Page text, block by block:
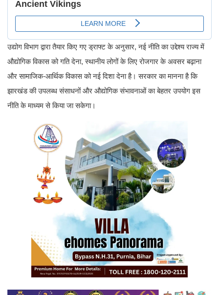
उद्योग विभाग द्वारा तैयार किए गए ड्राफ्ट के अनुसार, नई नीति का उद्देश्य राज्य में
औद्योगिक विकास को गति देना, स्थानीय लोगों के लिए रोजगार के अवसर बढ़ाना
और सामाजिक-आर्थिक विकास को नई दिशा देना है। सरकार का मानना है कि
झारखंड की उपलब्ध संसाधनों और औद्योगिक संभावनाओं का बेहतर उपयोग इस
नीति के माध्यम से किया जा सकेगा।